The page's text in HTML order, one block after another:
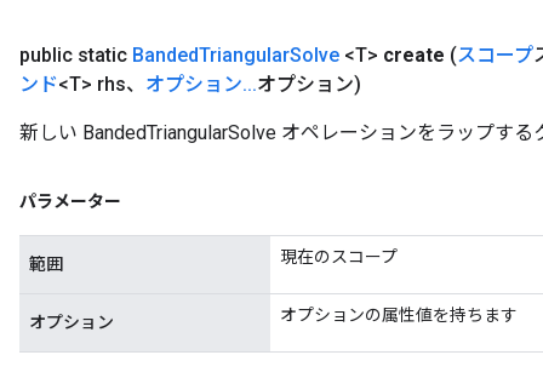
public static BandedTriangularSolve <T> create (スコープ
ンド<T> rhs、 オプション...オプション)
新しい BandedTriangularSolve オペレーションをラップす
パラメーター
範囲 現在のスコープ
オプション オプションの属性値を持ちます